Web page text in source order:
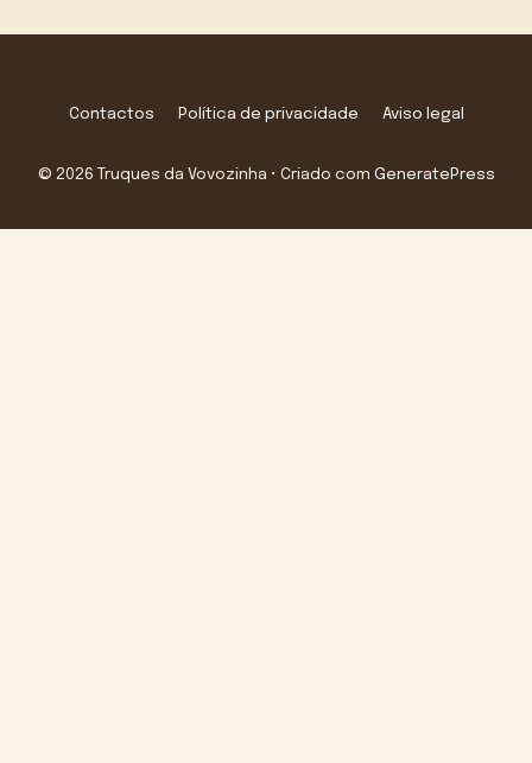
Contactos Política de privacidade Aviso legal
© 2026 Truques da Vovozinha • Criado com GeneratePress